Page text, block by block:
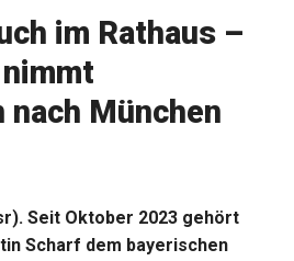
Michel“ muss nun
kommentare & serien &
Fischladen: Unser aktuelles
im Rathaus –
nach München
Seit Oktober 2023 gehört
Scharf dem bayerischen